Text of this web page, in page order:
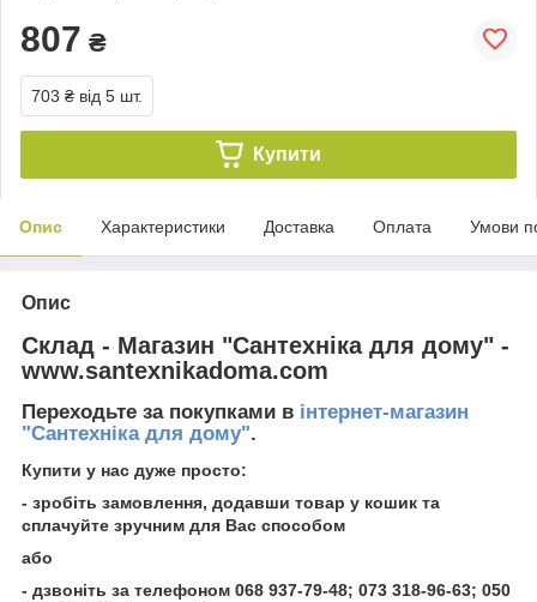
807 ₴
703 ₴ від 5 шт.
Купити
Опис Характеристики Доставка Оплата Умови
Опис
Склад - Магазин "Сантехніка для дому" -
www.santexnikadoma.com
Переходьте за покупками в інтернет-магазин
"Сантехніка для дому".
Купити у нас дуже просто:
- зробіть замовлення, додавши товар у кошик та
сплачуйте зручним для Вас способом
або
- дзвоніть за телефоном 068 937-79-48; 073 318-96-63; 050